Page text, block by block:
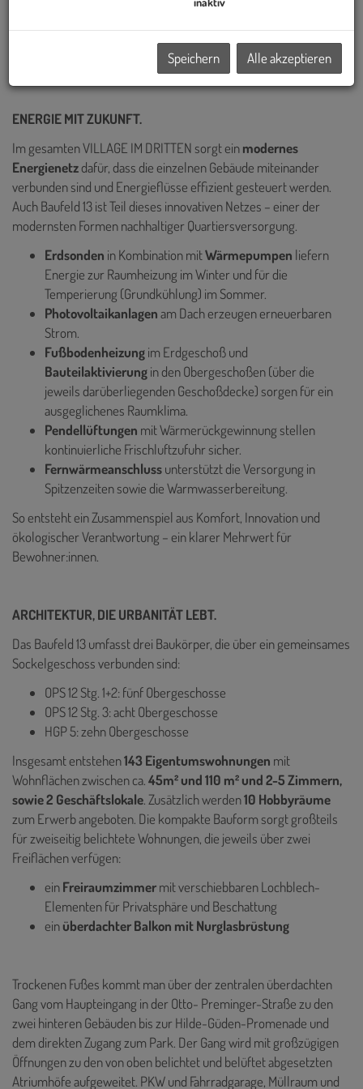
Donaukanal. Auch das VILLAGE IM DRITTEN reiht sich in diese
ENERGIE MIT ZUKUNFT.
Im gesamten VILLAGE IM DRITTEN sorgt einmodernes
Energienetzdafür, dass die einzelnen Gebäude miteinander
verbunden sind und Energieflüsse effizient gesteuert werden.
Auch Baufeld 13 ist Teil dieses innovativen Netzes – einer der
modernsten Formen nachhaltiger Quartiersversorgung.
Erdsonden in Kombination mitWärmepumpen liefern
Energie zurRaumheizung im Winter und für die
Temperierung (Grundkühlung) im Sommer.
Photovoltaikanlagenam Dach erzeugen erneuerbaren
Strom.
Fußbodenheizungim Erdgeschoß und
Bauteilaktivierungin den Obergeschoßen (über die
jeweils darüberliegenden Geschoßdecke) sorgen für ein
ausgeglichenes Raumklima.
Pendellüftungen mit Wärmerückgewinnung stellen
kontinuierliche Frischluftzufuhr sicher.
Fernwärmeanschlussunterstützt die Versorgung in
Spitzenzeiten sowie die Warmwasserbereitung.
So entsteht ein Zusammenspiel aus Komfort, Innovation und
ökologischer Verantwortung – ein klarer Mehrwert für
Bewohner:innen.
ARCHITEKTUR, DIE URBANITÄT LEBT.
Das Baufeld 13 umfasst drei Baukörper, die über ein gemeinsames
Sockelgeschoss verbunden sind:
OPS 12 Stg. 1+2: fünf Obergeschosse
OPS 12 Stg. 3: acht Obergeschosse
HGP 5: zehn Obergeschosse
Insgesamt entstehen143 Eigentumswohnungen mit
Wohnflächen zwischen ca.45m² und 110 m² und 2-5 Zimmern,
sowie 2 Geschäftslokale. Zusätzlich werden10 Hobbyräume
zum Erwerb angeboten. Die kompakte Bauform sorgt großteils
für zweiseitig belichtete Wohnungen, die jeweils über zwei
Freiflächen verfügen:
einFreiraumzimmermit verschiebbaren Lochblech-
Elementen für Privatsphäre und Beschattung
einüberdachter Balkon mit Nurglasbrüstung
Trockenen Fußes kommt man über der zentralen überdachten
Gang vom Haupteingang in der Otto- Preminger-Straße zu den
zwei hinteren Gebäuden bis zur Hilde-Güden-Promenade und
dem direkten Zugang zum Park. Der Gang wird mit großzügigen
Öffnungen zu den von oben belichtet und belüftet abgesetzten
Atriumhöfe aufgeweitet. PKW und Fahrradgarage, Müllraum und
Speichern Alle akzeptieren